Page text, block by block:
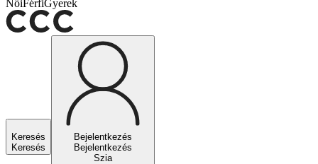
NőiFérfiGyerek
Keresés
Keresés
Bejelentkezés
Bejelentkezés
Szia